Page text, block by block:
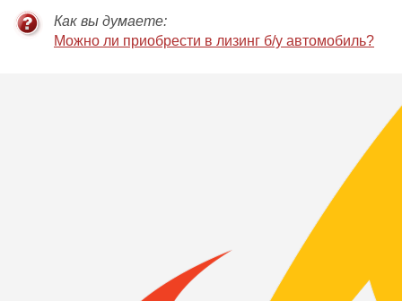
Как вы думаете:
Можно ли приобрести в лизинг б/у автомобиль?